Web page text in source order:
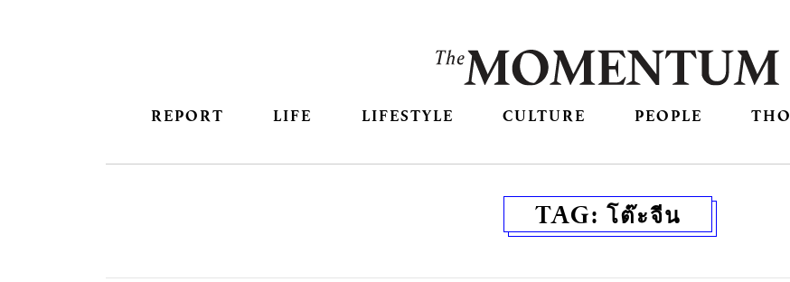
REPORT LIFE LIFESTYLE CULTURE PEOPLE
TAG: โต๊ะจีน